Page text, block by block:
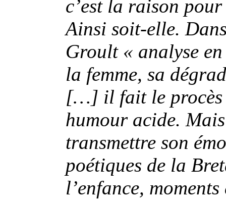
c’est la raison
Ainsi soit-elle.
Groult « analyse
la femme, sa
[…] il fait le procès
humour acide.
transmettre son
poétiques de la
l’enfance,